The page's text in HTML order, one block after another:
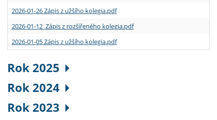
2026-01-26 Zápis z užšího kolegia.pdf
2026-01-12 Zápis z rozšířeného kolegia.pdf
2026-01-05 Zápis z užšího kolegia.pdf
Rok 2025
Rok 2024
Rok 2023